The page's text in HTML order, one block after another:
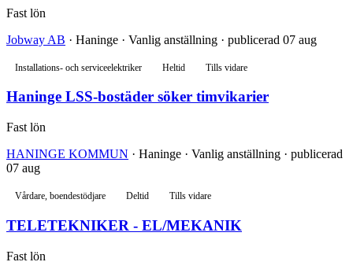
Fast lön
Jobway AB · Haninge · Vanlig anställning · publicerad 07 aug
Installations- och serviceelektriker Heltid Tills vidare
Haninge LSS-bostäder söker timvikarier
Fast lön
HANINGE KOMMUN · Haninge · Vanlig anställning · publicerad
07 aug
Vårdare, boendestödjare Deltid Tills vidare
TELETEKNIKER - EL/MEKANIK
Fast lön